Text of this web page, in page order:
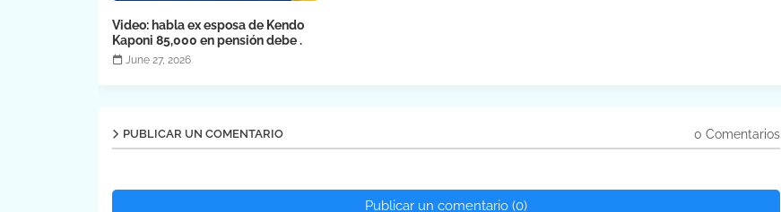
Video: habla ex esposa de Kendo
Kaponi 85,000 en pensión debe .
June 27, 2026
PUBLICAR UN COMENTARIO 0 Comentarios
Publicar un comentario (0)